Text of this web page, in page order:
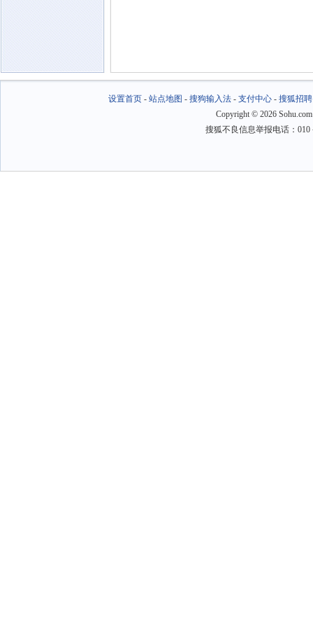
设置首页- 站点地图 - 搜狗输入法- 支付中心- 搜狐招聘
Copyright © 2026
搜狐不良信息举报电话：010